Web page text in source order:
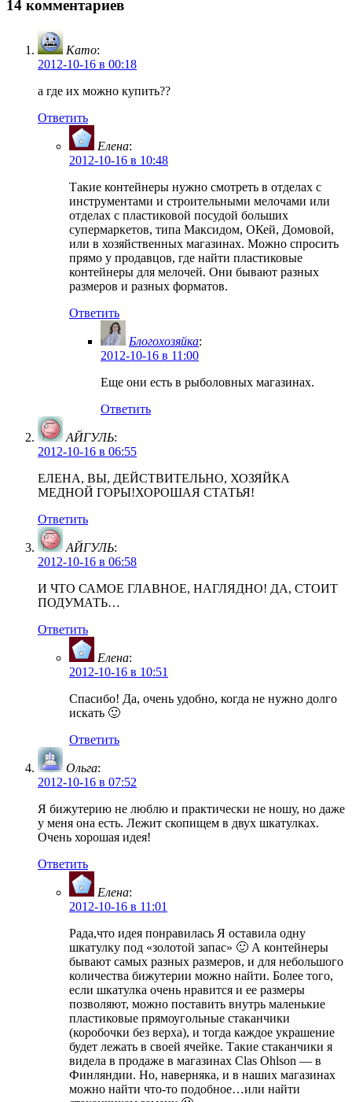
записям
14 комментариев
Като:
2012-10-16 в 00:18
а где их можно купить??
Ответить
Елена:
2012-10-16 в 10:48
Такие контейнеры нужно смотреть в отделах с
инструментами и строительными мелочами или
отделах с пластиковой посудой больших
супермаркетов, типа Максидом, ОКей, Домовой,
или в хозяйственных магазинах. Можно спросить
прямо у продавцов, где найти пластиковые
контейнеры для мелочей. Они бывают разных
размеров и разных форматов.
Ответить
Блогохозяйка:
2012-10-16 в 11:00
Еще они есть в рыболовных магазинах.
Ответить
АЙГУЛЬ:
2012-10-16 в 06:55
ЕЛЕНА, ВЫ, ДЕЙСТВИТЕЛЬНО, ХОЗЯЙКА
МЕДНОЙ ГОРЫ!ХОРОШАЯ СТАТЬЯ!
Ответить
АЙГУЛЬ:
2012-10-16 в 06:58
И ЧТО САМОЕ ГЛАВНОЕ, НАГЛЯДНО! ДА, СТОИТ
ПОДУМАТЬ…
Ответить
Елена:
2012-10-16 в 10:51
Спасибо! Да, очень удобно, когда не нужно долго
искать 🙂
Ответить
Ольга:
2012-10-16 в 07:52
Я бижутерию не люблю и практически не ношу, но даже
у меня она есть. Лежит скопищем в двух шкатулках.
Очень хорошая идея!
Ответить
Елена:
2012-10-16 в 11:01
Рада,что идея понравилась Я оставила одну
шкатулку под «золотой запас» 🙂 А контейнеры
бывают самых разных размеров, и для небольшого
количества бижутерии можно найти. Более того,
если шкатулка очень нравится и ее размеры
позволяют, можно поставить внутрь маленькие
пластиковые прямоугольные стаканчики
(коробочки без верха), и тогда каждое украшение
будет лежать в своей ячейке. Такие стаканчики я
видела в продаже в магазинах Clas Ohlson — в
Финляндии. Но, наверняка, и в наших магазинах
можно найти что-то подобное…или найти